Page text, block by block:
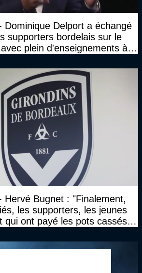
Dominique Delport a échangé
supporters bordelais sur le
plein d'enseignements à la
Hervé Bugnet : "Finalement,
les supporters, les jeunes
qui ont payé les pots cassés